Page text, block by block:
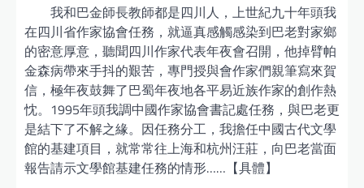
我和巴金師長教師都是四川人，上世紀九十年頭我
在四川省作家協會任務，就逼真感觸感染到巴老對家鄉
的密意厚意，聽聞四川作家代表年夜會召開，他掉臂帕
金森病帶來手抖的艱苦，專門授與會作家們親筆寫來賀
信，極年夜鼓舞了巴蜀年夜地各平易近族作家的創作熱
忱。1995年頭我調中國作家協會書記處任務，與巴老更
是結下了不解之緣。因任務分工，我擔任中國古代文學
館的基建項目，就常常往上海和杭州汪莊，向巴老當面
報告請示文學館基建任務的情形……【具體】